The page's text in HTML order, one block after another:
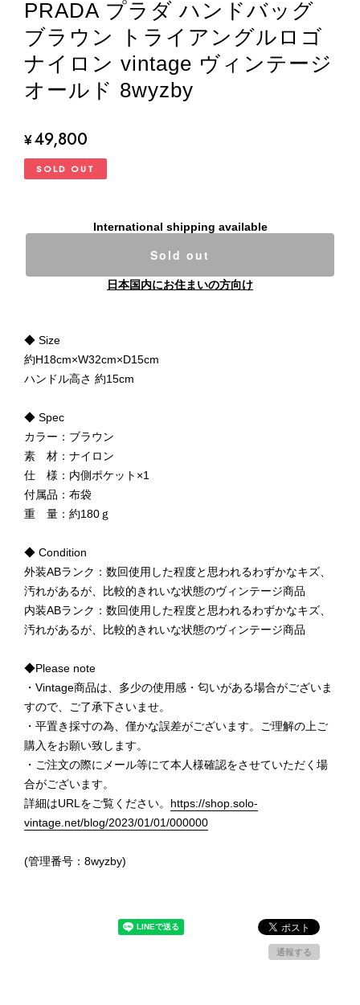
PRADA プラダ ハンドバッグ
ブラウン トライアングルロゴ
ナイロン vintage ヴィンテージ
オールド 8wyzby
¥49,800
SOLD OUT
International shipping available
Sold out
日本国内にお住まいの方向け
◆ Size
約H18cm×W32cm×D15cm
ハンドル高さ 約15cm
◆ Spec
カラー：ブラウン
素 材：ナイロン
仕 様：内側ポケット×1
付属品：布袋
重 量：約180ｇ
◆ Condition
外装ABランク：数回使用した程度と思われるわずかなキズ、
汚れがあるが、比較的きれいな状態のヴィンテージ商品
内装ABランク：数回使用した程度と思われるわずかなキズ、
汚れがあるが、比較的きれいな状態のヴィンテージ商品
◆Please note
・Vintage商品は、多少の使用感・匂いがある場合がございま
すので、ご了承下さいませ。
・平置き採寸の為、僅かな誤差がございます。ご理解の上ご
購入をお願い致します。
・ご注文の際にメール等にて本人様確認をさせていただく場
合がございます。
詳細はURLをご覧ください。 https://shop.solo-
vintage.net/blog/2023/01/01/000000
(管理番号：8wyzby)
通報する